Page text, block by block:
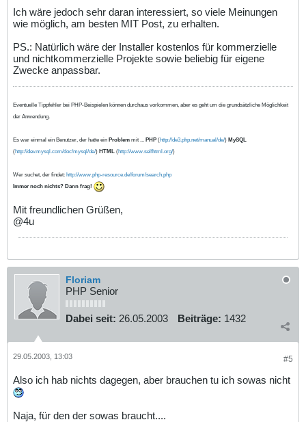
Ich wäre jedoch sehr daran interessiert, so viele Meinungen
wie möglich, am besten MIT Post, zu erhalten.
PS.: Natürlich wäre der Installer kostenlos für kommerzielle
und nichtkommerzielle Projekte sowie beliebig für eigene
Zwecke anpassbar.
Eventuelle Tippfehler bei PHP-Beispielen können durchaus vorkommen, aber es geht um die grundsätzliche Möglichkeit
der Anwendung.
Es war einmal ein Benutzer, der hatte ein Problem mit ... PHP (http://de3.php.net/manual/de/) MySQL
(http://dev.mysql.com/doc/mysql/de/) HTML (http://www.selfhtml.org/)
Wer suchet, der findet: http://www.php-resource.de/forum/search.php
Immer noch nichts? Dann frag!
Mit freundlichen Grüßen,
@4u
Floriam
PHP Senior
Dabei seit: 26.05.2003 Beiträge: 1432
#5
29.05.2003, 13:03
Also ich hab nichts dagegen, aber brauchen tu ich sowas nicht
Naja, für den der sowas braucht....